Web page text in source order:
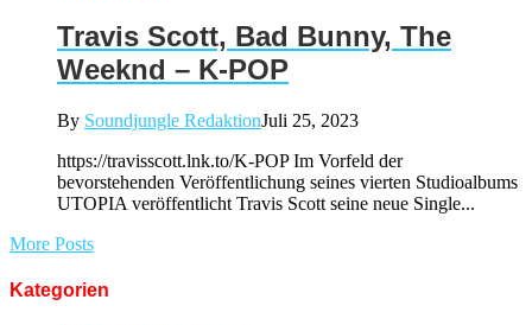
Travis Scott, Bad Bunny, The
Weeknd – K-POP
By Soundjungle RedaktionJuli 25, 2023
https://travisscott.lnk.to/K-POP Im Vorfeld der
bevorstehenden Veröffentlichung seines vierten Studioalbums
UTOPIA veröffentlicht Travis Scott seine neue Single...
More Posts
Kategorien